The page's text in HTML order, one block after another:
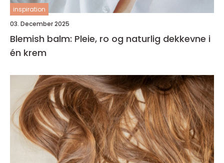
inspiration
03. December 2025
Blemish balm: Pleie, ro og naturlig dekkevne i
én krem